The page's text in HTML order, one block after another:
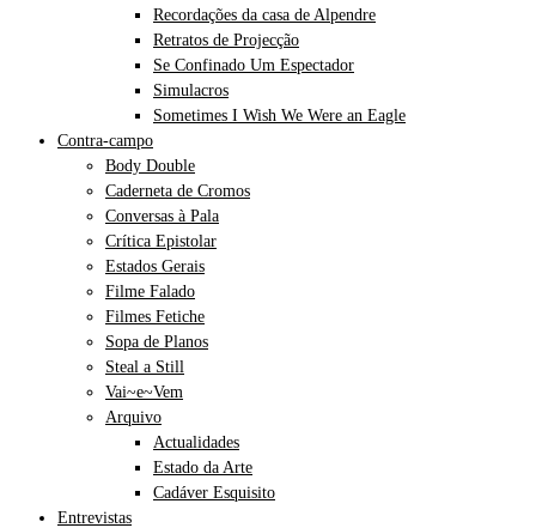
Recordações da casa de Alpendre
Retratos de Projecção
Se Confinado Um Espectador
Simulacros
Sometimes I Wish We Were an Eagle
Contra-campo
Body Double
Caderneta de Cromos
Conversas à Pala
Crítica Epistolar
Estados Gerais
Filme Falado
Filmes Fetiche
Sopa de Planos
Steal a Still
Vai~e~Vem
Arquivo
Actualidades
Estado da Arte
Cadáver Esquisito
Entrevistas